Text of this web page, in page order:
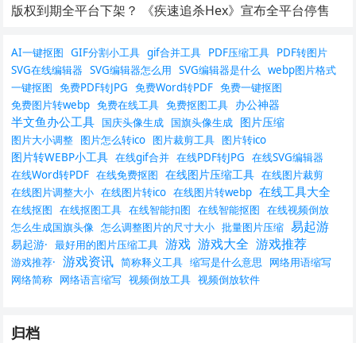
版权到期全平台下架？ 《疾速追杀Hex》宣布全平台停售
AI一键抠图 GIF分割小工具 gif合并工具 PDF压缩工具 PDF转图片
SVG在线编辑器 SVG编辑器怎么用 SVG编辑器是什么 webp图片格式
一键抠图 免费PDF转JPG 免费Word转PDF 免费一键抠图
免费图片转webp 免费在线工具 免费抠图工具 办公神器
半文鱼办公工具 国庆头像生成 国旗头像生成 图片压缩
图片大小调整 图片怎么转ico 图片裁剪工具 图片转ico
图片转WEBP小工具 在线gif合并 在线PDF转JPG 在线SVG编辑器
在线Word转PDF 在线免费抠图 在线图片压缩工具 在线图片裁剪
在线图片调整大小 在线图片转ico 在线图片转webp 在线工具大全
在线抠图 在线抠图工具 在线智能扣图 在线智能抠图 在线视频倒放
怎么生成国旗头像 怎么调整图片的尺寸大小 批量图片压缩 易起游
易起游· 最好用的图片压缩工具 游戏 游戏大全 游戏推荐
游戏推荐· 游戏资讯 简称释义工具 缩写是什么意思
网络用语缩写
网络简称 网络语言缩写 视频倒放工具 视频倒放软件
归档